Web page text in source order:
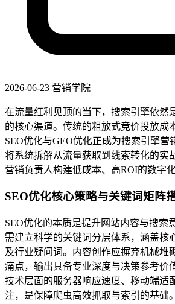
2026-06-23 营销学院
在流量红利见顶的当下，搜索引擎依然
的核心渠道。传统的粗放式竞价投放成
SEO优化与GEO优化正成为搜索引擎营
将系统拆解从流量获取到线索转化的实
营销负责人构建低成本、高ROI的数字
SEO优化核心策略与关键词矩阵
SEO优化的本质是提升网站内容与搜索
需建立科学的关键词分层体系，涵盖核
及行业疑问词。内容创作应摒弃机械堆
痛点，输出具备专业深度与决策参考价
技术层面的服务器响应速度、移动端适
注，是保障爬虫高效抓取与索引的基础